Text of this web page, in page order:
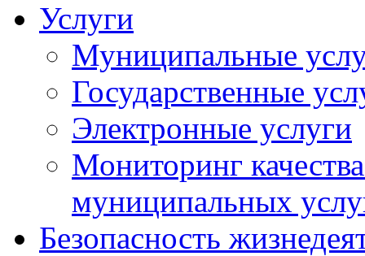
Услуги
Муниципальные
Государственные
Электронные услуги
Мониторинг
муниципальных
Безопасность